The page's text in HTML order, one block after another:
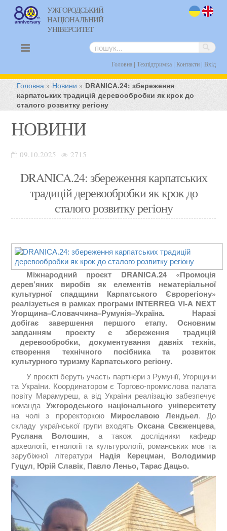
УЖГОРОДСЬКИЙ
НАЦІОНАЛЬНИЙ
УНІВЕРСИТЕТ
Головна| Техпідтримка| Контакти| Вхід
Головна » Новини » DRANICA.24: збереження
карпатських традицій деревообробки як крок до
сталого розвитку регіону
НОВИНИ
09.10.2025 2715
DRANICA.24: збереження карпатських
традицій деревообробки як крок до
сталого розвитку регіону
Міжнародний проєкт DRANICA.24 «Промоція
дерев’яних виробів як елементів нематеріальної
культурної спадщини Карпатського Єврорегіону»
реалізується в рамках програми INTERREG VI-A NEXT
Угорщина–Словаччина–Румунія–Україна. Наразі
добігає завершення першого етапу. Основним
завданням проєкту є збереження традицій
деревообробки, документування давніх технік,
створення технічного посібника та розвиток
культурного туризму Карпатського регіону.
У проєкті беруть участь партнери з Румунії, Угорщини
та України. Координатором є Торгово-промислова палата
повіту Марамуреш, а від України реалізацію забезпечує
команда Ужгородського національного університету
на чолі з проректоркою Мирославою Лендьел. До
складу української групи входятьОксана Свєженцева,
Руслана Волошин, а також дослідники кафедр
археології, етнології та культурології, романських мов та
зарубіжної літератури Надія Керецман, Володимир
Гуцул, Юрій Славік, Павло Леньо, Тарас Дацьо.